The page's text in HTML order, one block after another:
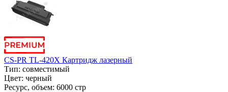
CS-PR TL-420X Картридж лазерный
Тип: совместимый
Цвет: черный
Ресурс, объем: 6000 стр